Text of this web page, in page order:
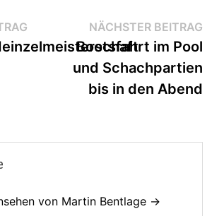
Vorheriger
Beitrag:
NÄCHSTER BEITRAG
Bootsfahrt im Pool
und Schachpartien
bis in den Abend
von Martin Bentlage →